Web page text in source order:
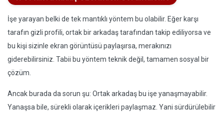
İşe yarayan belki de tek mantıklı yöntem bu olabilir. Eğer karşı
tarafın gizli profili, ortak bir arkadaş tarafından takip ediliyorsa ve
bu kişi sizinle ekran görüntüsü paylaşırsa, merakınızı
giderebilirsiniz. Tabii bu yöntem teknik değil, tamamen sosyal bir
çözüm.
Ancak burada da sorun şu: Ortak arkadaş bu işe yanaşmayabilir.
Yanaşsa bile, sürekli olarak içerikleri paylaşmaz. Yani sürdürülebilir